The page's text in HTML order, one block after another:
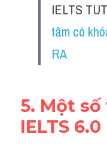
IELTS
tâm có
RA
5. Một
IELTS 6.0